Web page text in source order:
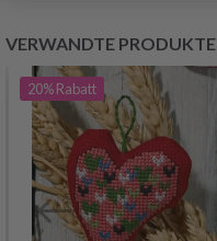
VERWANDTE PRODUKTE
20%Rabatt